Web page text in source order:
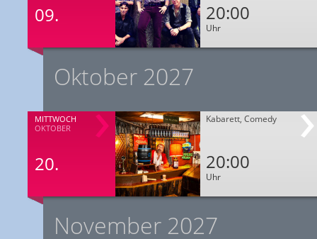
09. 20:00
Uhr
Oktober 2027
MITTWOCH
OKTOBER
20.
Kabarett, Comedy
20:00
Uhr
November 2027